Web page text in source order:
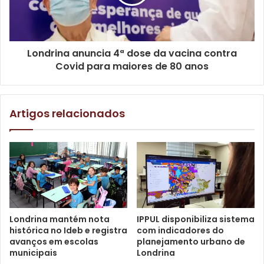
dezembro, sendo que os alunos farão duas grandes
apresentações no decorrer do ano”, disse.
Foto: Emerson Dias – N.Com
De acordo com a secretária municipal de Educação, Maria
Tereza Paschoal de Moraes, as atividades oferecem
diversos benefícios para os alunos. “É uma forma de
aumentar o repertório cultural e o conhecimento das
Londrina anuncia 4ª dose da vacina contra
Covid para maiores de 80 anos
Artigos relacionados
Londrina mantém nota
histórica no Ideb e registra
avanços em escolas
municipais
IPPUL disponibiliza sistema
com indicadores do
planejamento urbano de
Londrina